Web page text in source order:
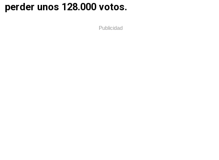
perder unos 128.000 votos.
Publicidad